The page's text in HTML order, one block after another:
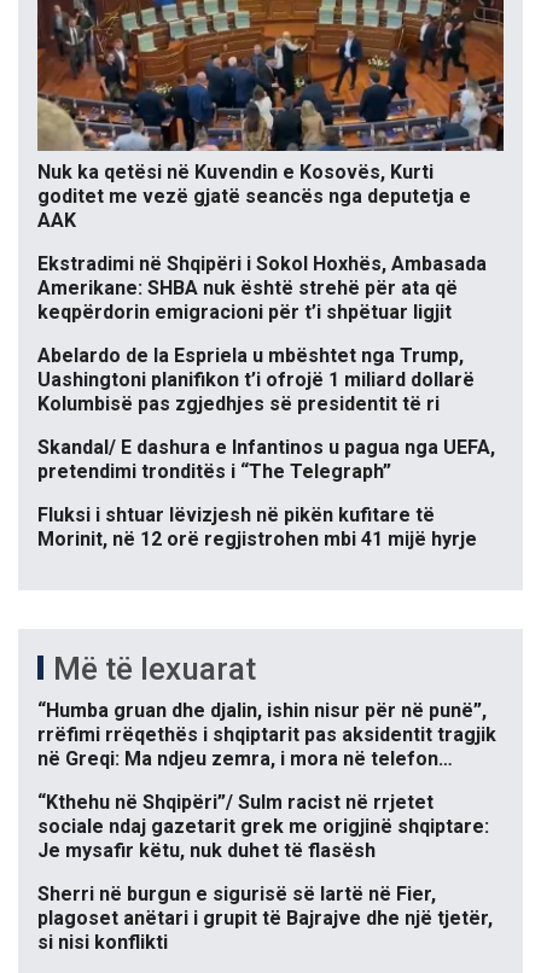
Nuk ka qetësi në Kuvendin e Kosovës, Kurti
goditet me vezë gjatë seancës nga deputetja e
AAK
Ekstradimi në Shqipëri i Sokol Hoxhës, Ambasada
Amerikane: SHBA nuk është strehë për ata që
keqpërdorin emigracioni për t’i shpëtuar ligjit
Abelardo de la Espriela u mbështet nga Trump,
Uashingtoni planifikon t’i ofrojë 1 miliard dollarë
Kolumbisë pas zgjedhjes së presidentit të ri
Skandal/ E dashura e Infantinos u pagua nga UEFA,
pretendimi tronditës i “The Telegraph”
Fluksi i shtuar lëvizjesh në pikën kufitare të
Morinit, në 12 orë regjistrohen mbi 41 mijë hyrje
Më të lexuarat
“Humba gruan dhe djalin, ishin nisur për në punë”,
rrëfimi rrëqethës i shqiptarit pas aksidentit tragjik
në Greqi: Ma ndjeu zemra, i mora në telefon…
“Kthehu në Shqipëri”/ Sulm racist në rrjetet
sociale ndaj gazetarit grek me origjinë shqiptare:
Je mysafir këtu, nuk duhet të flasësh
Sherri në burgun e sigurisë së lartë në Fier,
plagoset anëtari i grupit të Bajrajve dhe një tjetër,
si nisi konflikti